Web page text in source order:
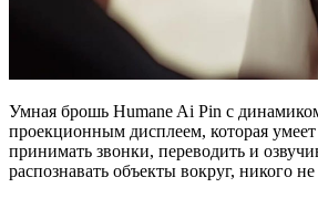
Умная брошь Humane Ai Pin с
проекционным дисплеем, которая
принимать звонки, переводить и
распознавать объекты вокруг, никого не